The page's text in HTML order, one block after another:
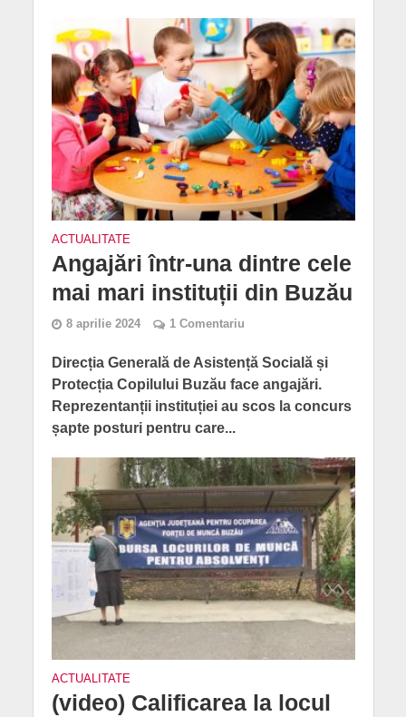
ACTUALITATE
Angajări într-una dintre cele
mai mari instituții din Buzău
8 aprilie 2024 1 Comentariu
Direcția Generală de Asistență Socială și
Protecția Copilului Buzău face angajări.
Reprezentanții instituției au scos la concurs
șapte posturi pentru care...
ACTUALITATE
(video) Calificarea la locul